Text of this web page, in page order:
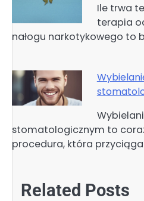
Ile trwa
terapia
nałogu narkotykowego to
stomatologicznym to
procedura, która
Related Posts